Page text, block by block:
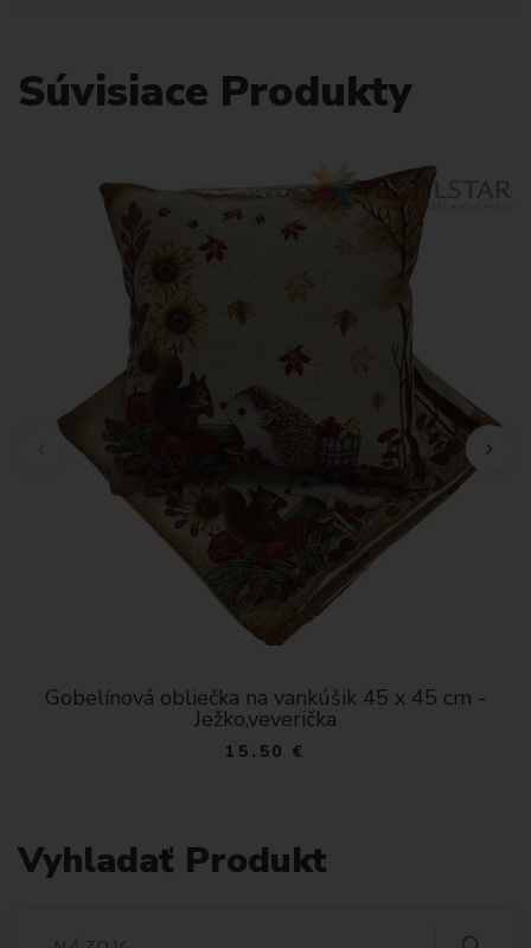
Súvisiace Produkty
Gobelínová obliečka na vankúšik 45 x 45 cm -
Ježko,veverička
15.50 €
Vyhladať Produkt